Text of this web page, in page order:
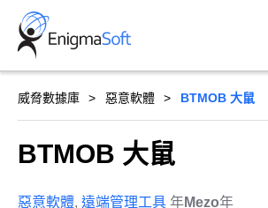
Skip
content
威脅數據庫 惡意軟體 BTMOB 大鼠
BTMOB 大鼠
惡意軟體, 遠端管理工具 年Mezo年